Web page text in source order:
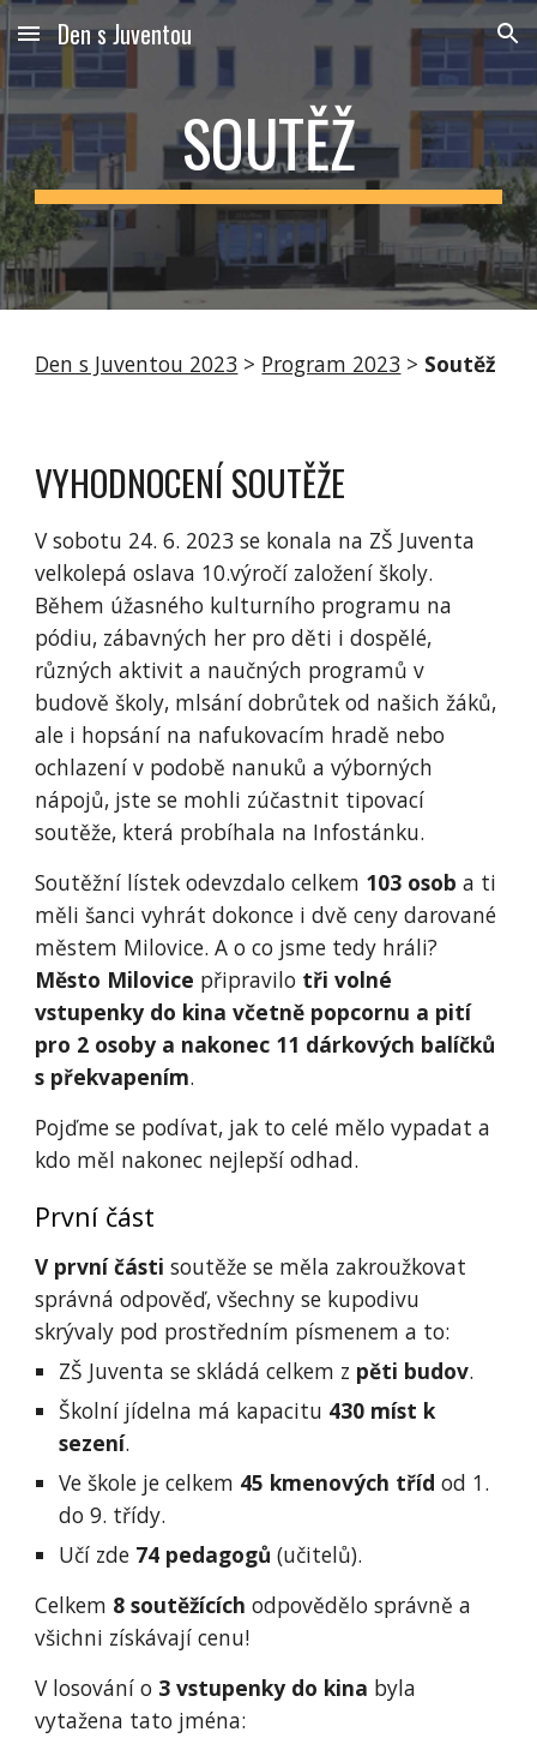
Skip to main content Skip to navigation
Den s Juventou
SOUTĚŽ
Den s Juventou 2023 > Program 2023 > Soutěž
VYHODNOCENÍ SOUTĚŽE
V sobotu 24. 6. 2023 se konala na ZŠ Juventa
velkolepá oslava 10.výročí založení školy.
Během úžasného kulturního programu na
pódiu, zábavných her pro děti i dospělé,
různých aktivit a naučných programů v
budově školy, mlsání dobrůtek od našich žáků,
ale i hopsání na nafukovacím hradě nebo
ochlazení v podobě nanuků a výborných
nápojů, jste se mohli zúčastnit tipovací
soutěže, která probíhala na Infostánku.
Soutěžní lístek odevzdalo celkem 103 osob a ti
měli šanci vyhrát dokonce i dvě ceny darované
městem Milovice. A o co jsme tedy hráli?
Město Milovice připravilo tři volné
vstupenky do kina včetně popcornu a pití
pro 2 osoby a nakonec 11 dárkových balíčků
s překvapením.
Pojďme se podívat, jak to celé mělo vypadat a
kdo měl nakonec nejlepší odhad.
První část
V první části soutěže se měla zakroužkovat
správná odpověď, všechny se kupodivu
skrývaly pod prostředním písmenem a to:
ZŠ Juventa se skládá celkem z pěti budov.
Školní jídelna má kapacitu 430 míst k
sezení.
Ve škole je celkem 45 kmenových tříd od 1.
do 9. třídy.
Učí zde 74 pedagogů (učitelů).
Celkem 8 soutěžících odpovědělo správně a
všichni získávají cenu!
V losování o 3 vstupenky do kina byla
vytažena tato jména: